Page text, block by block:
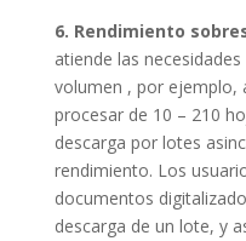
6. Rendimiento
atiende las
volumen , por ejemplo,
procesar de 10 – 210
descarga por lotes
rendimiento. Los
documentos
descarga de un lote, y